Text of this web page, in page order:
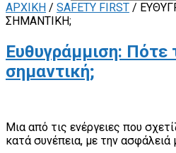
ΑΡΧΙΚΗ / SAFETY FIRST /
ΣΗΜΑΝΤΙΚΉ;
Ευθυγράμμιση: Πότε
σημαντική;
Μια από τις ενέργειες που
κατά συνέπεια, με την ασφάλειά